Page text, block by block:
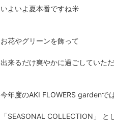
いよいよ夏本番ですね☀️
お花やグリーンを飾って
出来るだけ爽やかに過ごしていた
今年度のAKI FLOWERS gardenで
「SEASONAL COLLECTION」 と